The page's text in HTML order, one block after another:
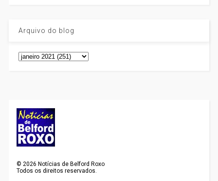
Arquivo do blog
© 2026 Notícias de Belford Roxo
Todos os direitos reservados.